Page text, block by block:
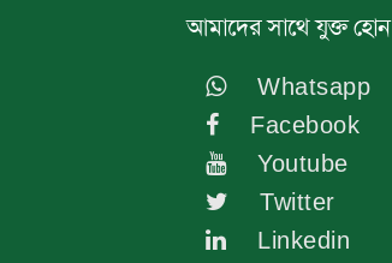
আমাদের সাথে যুক্ত হোন
Whatsapp
Facebook
Youtube
Twitter
Linkedin